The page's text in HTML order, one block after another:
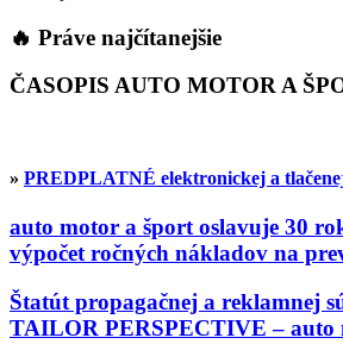
🔥 Práve najčítanejšie
ČASOPIS AUTO MOTOR A
» PREDPLATNÉ elektronickej a
auto motor a šport oslavuje 30
výpočet ročných nákladov na
Štatút propagačnej a reklamnej
TAILOR PERSPECTIVE – auto